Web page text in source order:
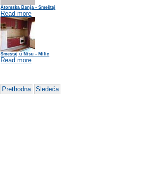
Atomska Banja - Smeštaj
Read more
Smestaj u Nisu - Milic
Read more
Prethodna Sledeća